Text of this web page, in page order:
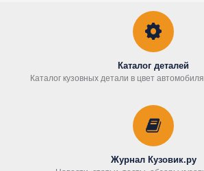
Каталог деталей
Каталог кузовных детали в цвет
Журнал Кузовик.ру